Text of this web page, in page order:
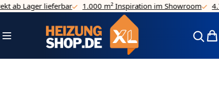
Direkt zum Inhalt
ab Lager lieferbar 1.000 m² Inspiration im Showroom 4.7/
Navigation umschalten